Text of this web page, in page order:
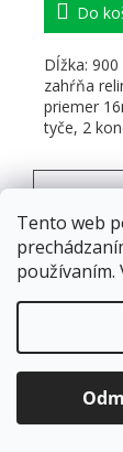
Tento web
používaním.
Do
Dĺžka:
zahŕňa
priemer
tyče, 2
ZÁPÄTIE